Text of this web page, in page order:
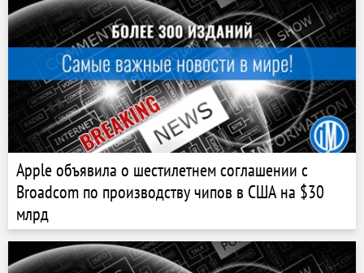
Apple объявила о шестилетнем соглашении с
Broadcom по производству чипов в США на $30
млрд